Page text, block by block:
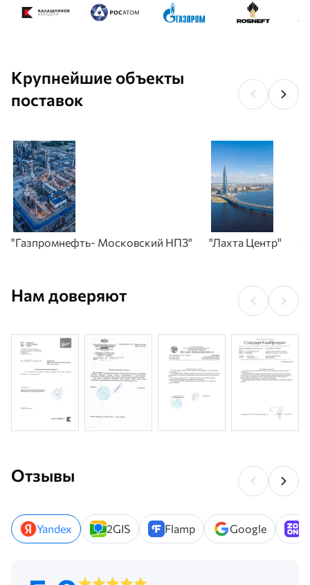
Крупнейшие объекты
поставок
"Газпромнефть- Московский НПЗ" "Лахта Центр"
Нам доверяют
Отзывы
Yandex 2GIS Flamp Google